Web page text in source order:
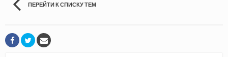
ПЕРЕЙТИ К СПИСКУ ТЕМ